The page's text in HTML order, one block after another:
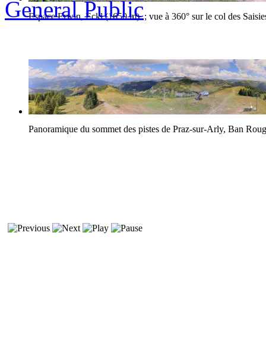
Espace Erwin, Eckl (1650 m) ; vue à 360° sur le col des
Panoramique du sommet des pistes de Praz-sur-Arly, Ban
General Public